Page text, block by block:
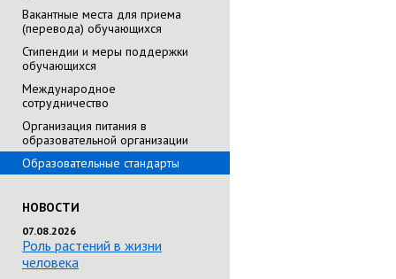
Вакантные места для приема
(перевода) обучающихся
Стипендии и меры поддержки
обучающихся
Международное
сотрудничество
Организация питания в
образовательной организации
Образовательные стандарты
НОВОСТИ
07.08.2026
Роль растений в жизни
человека